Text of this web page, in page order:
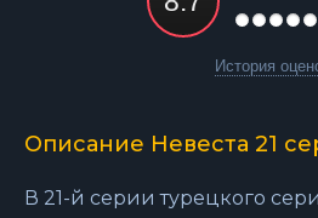
История
Описание Невеста 21
В 21-й серии турецкого